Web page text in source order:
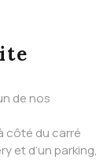
de nos
côté du carré
et d’un parking,